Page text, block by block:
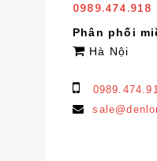
0989.474.918
Phân phối
Hà Nội